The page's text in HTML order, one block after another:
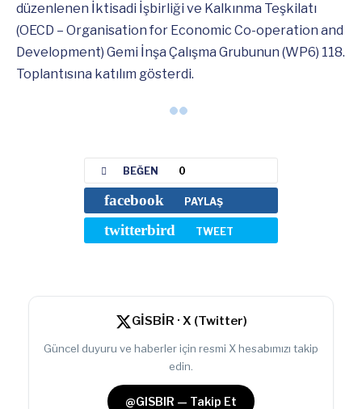
düzenlenen İktisadi İşbirliği ve Kalkınma Teşkilatı
(OECD – Organisation for Economic Co-operation and
Development) Gemi İnşa Çalışma Grubunun (WP6) 118.
Toplantısına katılım gösterdi.
BEĞEN 0
facebook PAYLAŞ
twitterbird TWEET
GİSBİR · X (Twitter)
Güncel duyuru ve haberler için resmi X hesabımızı takip
edin.
@GISBIR — Takip Et